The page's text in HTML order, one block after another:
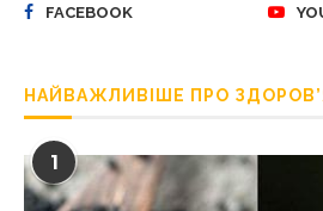
FACEBOOK
НАЙВАЖЛИВІШЕ ПРО
1